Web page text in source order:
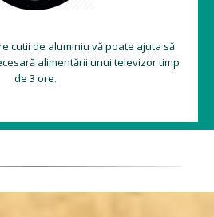
cutii de aluminiu vă poate ajuta să
alimentării unui televizor timp
de 3 ore.